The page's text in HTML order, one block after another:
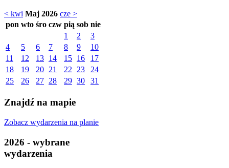
< kwi Maj 2026 cze >
pon wto śro czw pią sob nie
1
2
3
4
5 6 7 8 9
10
11
12 13 14 15 16
17
18
19 20 21 22 23
24
25
26 27 28 29 30 31
Znajdź na mapie
Zobacz wydarzenia na planie
2026 - wybrane
wydarzenia